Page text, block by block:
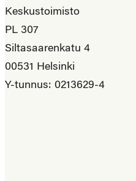
Keskustoimisto
PL 307
Siltasaarenkatu 4
00531 Helsinki
Y-tunnus: 0213629-4